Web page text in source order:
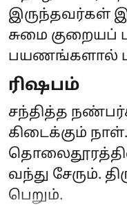
இருந்தவர்கள்
சுமை குறையப்
பயணங்களால்
ரிஷபம்
சந்தித்த
கிடைக்கும் நாள்.
வந்து சேரும்.
பெறும்.